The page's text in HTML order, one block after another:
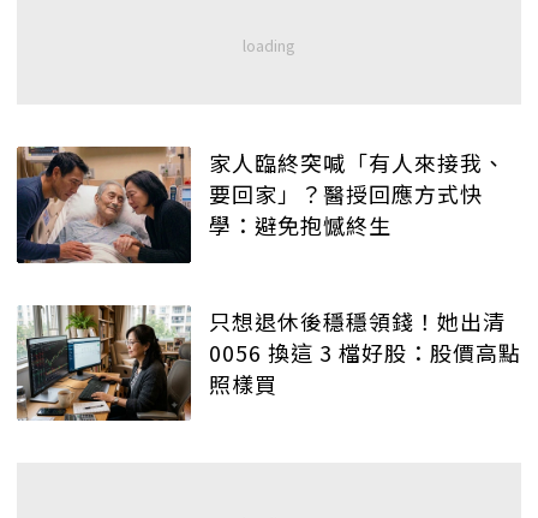
家人臨終突喊「有人來接我、
要回家」？醫授回應方式快
學：避免抱憾終生
只想退休後穩穩領錢！她出清
0056 換這 3 檔好股：股價高點
照樣買